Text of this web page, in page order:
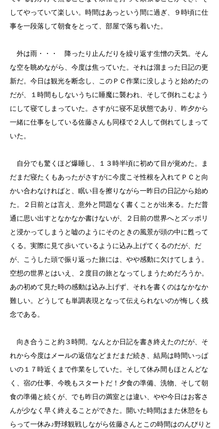
してやっていて楽しい。時間はあっという間に過ぎ、９時頃に仕
事を一段落して朝食をとって、部屋で落ち着いた。
外は雨・・・ 降ったり止んだりを繰り返す生憎の天気。そん
な空を眺めながら、今度は焦っていた。それは溜まった日記の更
新だ。今日は観光を断念し、このＰＣ作業に没しようと始めたの
だが、１時間もしないうちに睡魔に襲われ、そして倒れこむよう
にして寝てしまっていた。さすがに寝不足状態であり、昨夕から
一緒に仕事をしている佐藤さんも同様で２人して倒れてしまって
いた。
自分でも驚くほど爆睡し、１３時半頃に初めて目が覚めた。ま
だまだ寝たくもあったがさすがに今度こそ性根を入れてＰＣと向
かい合わなければと、眠い目を擦りながら一昨日の日記から始め
た。２日前とは言え、意外と問題なく書くことが出来る。ただ普
通に思い出すとなかなか書けないが、２日前の世界へとズッポリ
と浸かってしまうと嘘のようにそのときの風景が頭の中に甦って
くる。実際に見て歩いているように込み上げてくるのだが、だ
が、こうした頭で振り返った旅には、やや感動に欠けてしまう。
空想の世界とはいえ、２度目の旅となってしまうためだろうか。
あの初めて見た時の感動は込み上げず、それを書くのはなかなか
難しい。どうしても単調表現となって伝えられないのが悔しく残
念である。
向き合うこと約３時間。なんとか日記を書き終えたのだが、そ
れから今度はメールの返信などまだまだ続き、結局は時間いっぱ
いの１７時近くまで作業をしていた。そして休み間もほとんどな
く、宿の仕事、今晩もスタートだ！夕食の準備、洗物、そして朝
食の準備と続くが、でも昨日の満室とは違い、やや今日はお客さ
んが少なく早く終えることができた。開いた時間はまた休憩をも
らって一休み♪野球観戦しながら佐藤さんとこの時間はのんびりと